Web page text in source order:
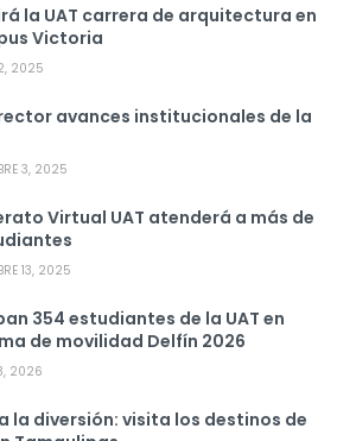
la UAT carrera de arquitectura en
Victoria
2025
avances institucionales de la
3, 2025
Virtual UAT atenderá a más de
13, 2025
354 estudiantes de la UAT en
de movilidad Delfín 2026
2026
la diversión: visita los destinos de